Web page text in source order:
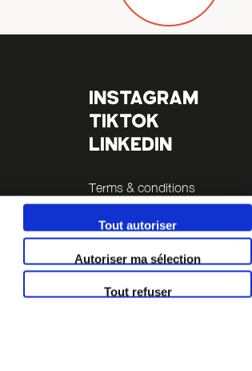
Tout autoriser
Autoriser ma sélection
Tout refuser
INSTAGRAM
TIKTOK
LINKEDIN
Terms & conditions
Legals